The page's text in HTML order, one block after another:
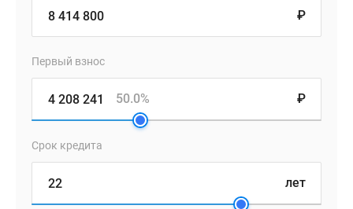
₽
Первый взнос
₽
50.0%
Срок кредита
лет